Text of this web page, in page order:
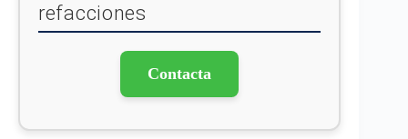
refacciones
Contacta